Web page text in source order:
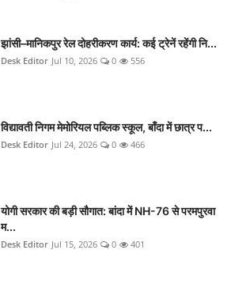
झांसी–मानिकपुर रेल दोहरीकरण कार्य: कई ट्रेनें रहेंगी नि...
Desk Editor Jul 10, 2026 0 556
विद्यावती निगम मेमोरियल पब्लिक स्कूल, बाँदा में छात्र प...
Desk Editor Jul 24, 2026 0 466
योगी सरकार की बड़ी सौगात: बांदा में NH-76 से परमपुरवा
म...
Desk Editor Jul 15, 2026 0 401